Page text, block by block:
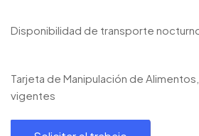
Disponibilidad de transporte
Tarjeta de Manipulación de
vigentes